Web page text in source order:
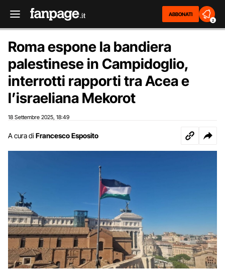
ABBONATI
2
Roma espone la bandiera
palestinese in Campidoglio,
interrotti rapporti tra Acea e
l’israeliana Mekorot
18 Settembre 2025 18:49
A cura di Francesco Esposito